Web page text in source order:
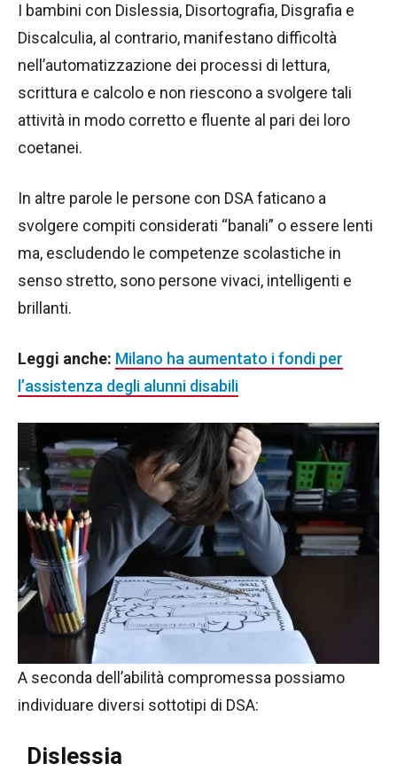
I bambini con Dislessia, Disortografia, Disgrafia e
Discalculia, al contrario, manifestano difficoltà
nell’automatizzazione dei processi di lettura,
scrittura e calcolo e non riescono a svolgere tali
attività in modo corretto e fluente al pari dei loro
coetanei.
In altre parole le persone con DSA faticano a
svolgere compiti considerati “banali” o essere lenti
ma, escludendo le competenze scolastiche in
senso stretto, sono persone vivaci, intelligenti e
brillanti.
Leggi anche: Milano ha aumentato i fondi per
l’assistenza degli alunni disabili
A seconda dell’abilità compromessa possiamo
individuare diversi sottotipi di DSA:
Dislessia